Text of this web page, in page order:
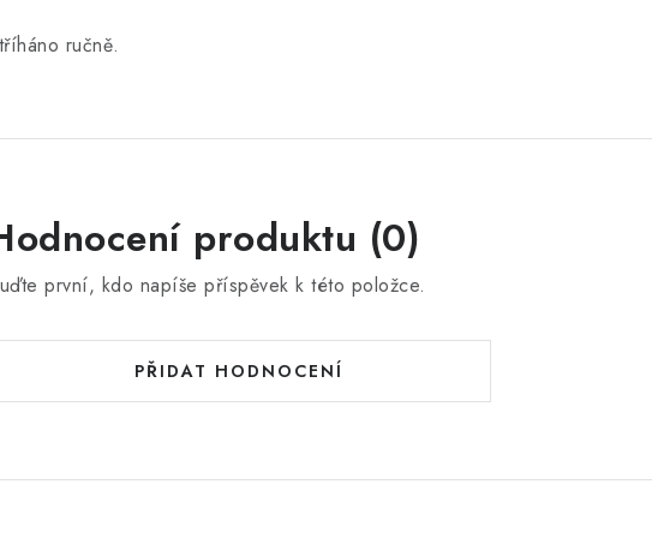
ručně.
produktu (0)
první, kdo napíše příspěvek k této položce.
PŘIDAT HODNOCENÍ